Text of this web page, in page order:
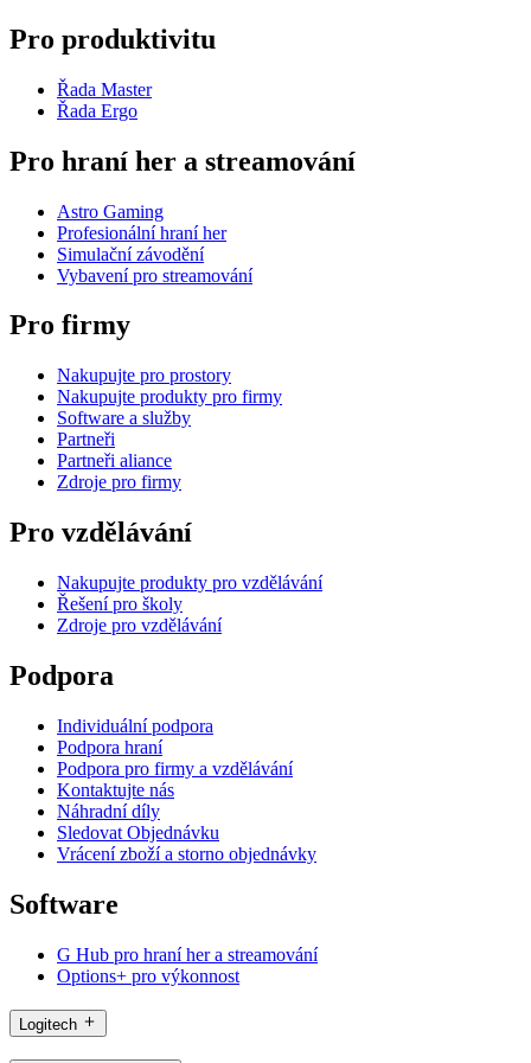
Pro produktivitu
Řada Master
Řada Ergo
Pro hraní her a streamování
Astro Gaming
Profesionální hraní her
Simulační závodění
Vybavení pro streamování
Pro firmy
Nakupujte pro prostory
Nakupujte produkty pro firmy
Software a služby
Partneři
Partneři aliance
Zdroje pro firmy
Pro vzdělávání
Nakupujte produkty pro vzdělávání
Řešení pro školy
Zdroje pro vzdělávání
Podpora
Individuální podpora
Podpora hraní
Podpora pro firmy a vzdělávání
Kontaktujte nás
Náhradní díly
Sledovat Objednávku
Vrácení zboží a storno objednávky
Software
G Hub pro hraní her a streamování
Options+ pro výkonnost
Logitech